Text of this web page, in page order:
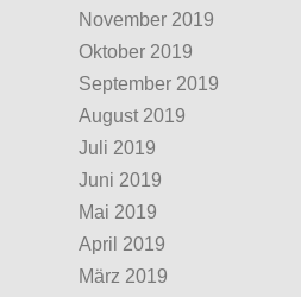
November 2019
Oktober 2019
September 2019
August 2019
Juli 2019
Juni 2019
Mai 2019
April 2019
März 2019